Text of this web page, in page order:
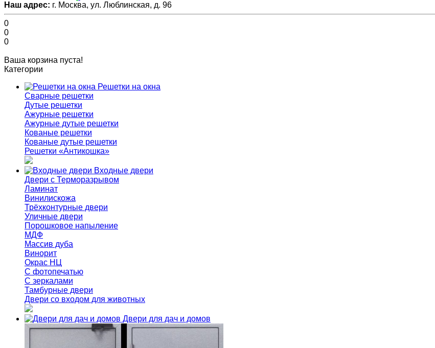
Наш адрес: г. Москва, ул. Люблинская, д. 96
0
0
0
Ваша корзина пуста!
Категории
Решетки на окна
Сварные решетки
Дутые решетки
Ажурные решетки
Ажурные дутые решетки
Кованые решетки
Кованые дутые решетки
Решетки «Антикошка»
Входные двери
Двери с Терморазрывом
Ламинат
Винилискожа
Трёхконтурные двери
Уличные двери
Порошковое напыление
МДФ
Массив дуба
Винорит
Окрас НЦ
С фотопечатью
С зеркалами
Тамбурные двери
Двери со входом для животных
Двери для дач и домов